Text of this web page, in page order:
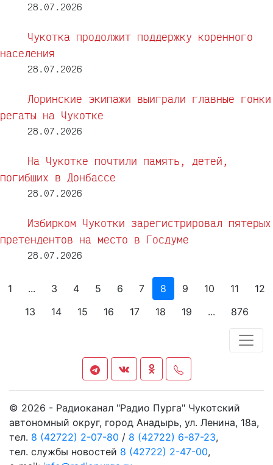
28.07.2026
Чукотка продолжит поддержку коренного
населения
28.07.2026
Лоринские экипажи выиграли главные гонки
регаты на Чукотке
28.07.2026
На Чукотке почтили память, детей,
погибших в Донбассе
28.07.2026
Избирком Чукотки зарегистрировал пятерых
претендентов на место в Госдуме
28.07.2026
1 ... 3 4 5 6 7 8 9 10 11
12
13
14 15 16 17 18 19 ... 876
© 2026 - Радиоканал "Радио Пурга" Чукотский
автономный округ, город Анадырь, ул. Ленина, 18а,
тел. 8 (42722) 2-07-80 / 8 (42722) 6-87-23,
тел. службы новостей 8 (42722) 2-47-00,